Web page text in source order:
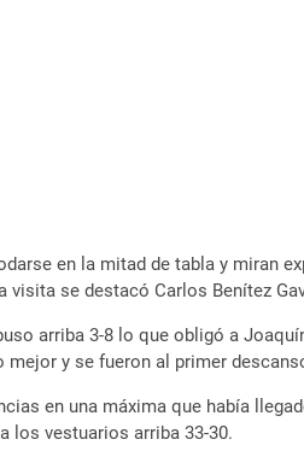
en la mitad de tabla y miran
visita se destacó Carlos Benítez
arriba 3-8 lo que obligó a
y se fueron al primer
en una máxima que había
los vestuarios arriba 33-30.